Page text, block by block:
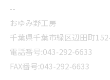
--
おゆみ野工房
千葉県千葉市緑区辺田町
電話番号:043-292-6633
FAX番号:043-292-6633